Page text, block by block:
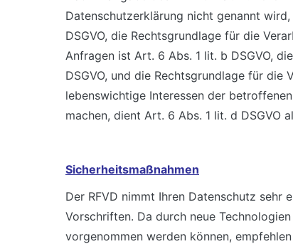
Datenschutzerklärung nicht genannt
DSGVO, die Rechtsgrundlage für die
Anfragen ist Art. 6 Abs. 1 lit. b DSGVO,
DSGVO, und die Rechtsgrundlage für die
lebenswichtige Interessen der
machen, dient Art. 6 Abs. 1 lit. d DSGVO
Sicherheitsmaßnahmen
Der RFVD nimmt Ihren Datenschutz
Vorschriften. Da durch neue
vorgenommen werden können,